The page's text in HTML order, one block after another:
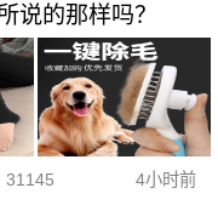
说的那样吗？
31145 4小时前